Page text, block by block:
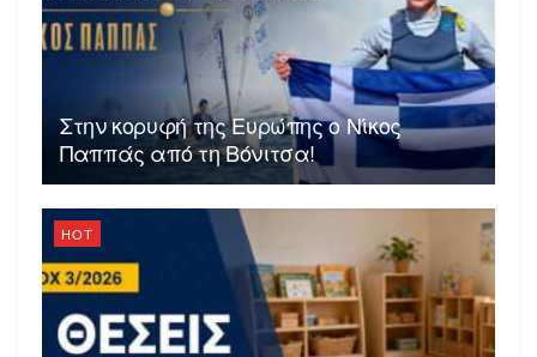
Στην κορυφή της Ευρώπης ο Νίκος
Παππάς από τη Βόνιτσα!
HOT